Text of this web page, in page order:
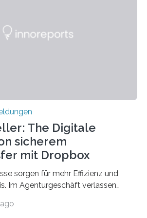
in vielerlei Hinsicht
The Digitale
sicherem
mit Dropbox
sorgen für mehr Effizienz und
Im Agenturgeschäft verlassen
Weg zu Kunden oder Partnern.